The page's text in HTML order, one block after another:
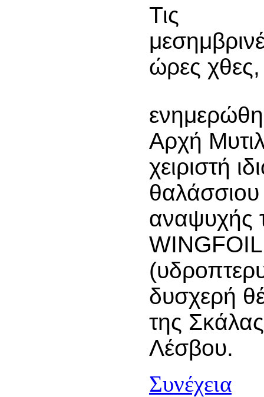
Τις
ώρες χθες,
Αρχή
χειριστή
αναψυχής
δυσχερή
της
Λέσβου.
Συνέχεια